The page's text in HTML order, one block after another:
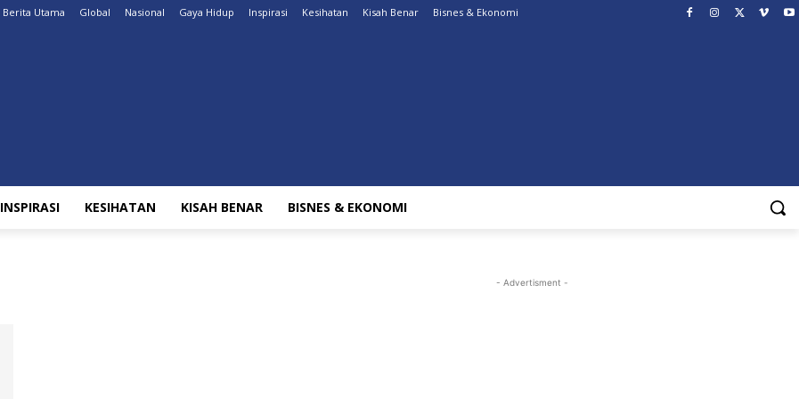
Berita Utama Global Nasional Gaya Hidup Inspirasi Kesihatan Kisah Benar Bisnes & Ekonomi
INSPIRASI KESIHATAN KISAH BENAR BISNES & EKONOMI
- Advertisment -